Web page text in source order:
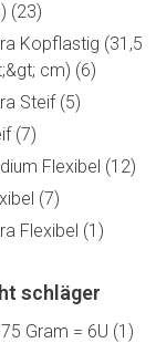
(23)
Kopflastig (31,5
cm) (6)
Steif (5)
(7)
Flexibel (12)
(7)
Flexibel (1)
schläger
Gram = 6U (1)